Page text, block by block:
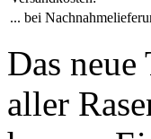
... bei
Das
aller